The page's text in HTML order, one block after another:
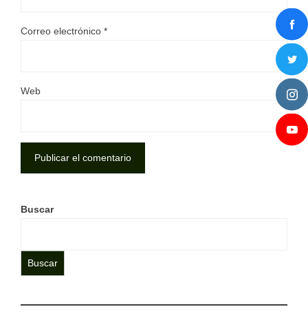
Correo electrónico *
Web
Buscar
Buscar